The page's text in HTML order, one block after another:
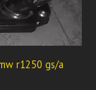
r1250 gs/a